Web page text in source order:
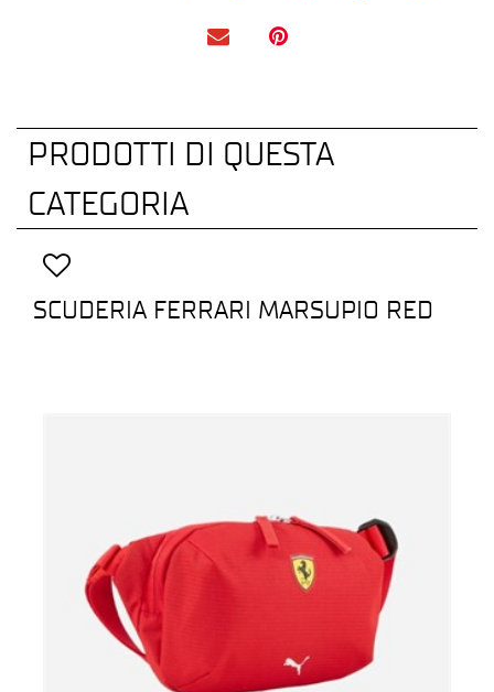
PRODOTTI DI QUESTA
CATEGORIA
SCUDERIA FERRARI MARSUPIO RED